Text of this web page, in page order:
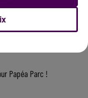
The Voice & The Voice
Papéa Parc !